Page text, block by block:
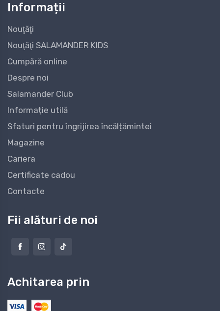
Informații
Nouţăţi
Nouţăţi SALAMANDER KIDS
Cumpără online
Despre noi
Salamander Club
Informație utilă
Sfaturi pentru îngrijirea încălțămintei
Magazine
Cariera
Certificate cadou
Contacte
Fii alături de noi
Achitarea prin